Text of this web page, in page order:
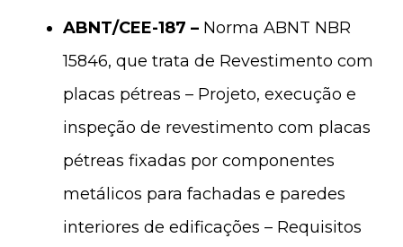
ABNT/CEE-187 – Norma ABNT NBR
15846, que trata de Revestimento com
placas pétreas – Projeto, execução e
inspeção de revestimento com placas
pétreas fixadas por componentes
metálicos para fachadas e paredes
interiores de edificações – Requisitos